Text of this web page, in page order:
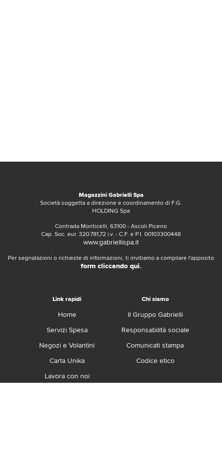
Magazzini Gabrielli Spa
Società soggetta a direzione e coordinamento di F.G.
HOLDING Spa
Contrada Monticelli, 63100 - Ascoli Piceno
Cap. Soc. eur. 320.781,72 i.v. - C.F. e P.I. 00103300448
www.gabriellispa.it
Per segnalazioni o richieste di informazioni, ti invitiamo a compilare l'apposito
form cliccando qui.
Link rapidi
Home
Servizi Spesa
Negozi e Volantini
Carta Unika
Lavora con noi
Chi siamo
Il Gruppo Gabrielli
Responsabilità sociale
Comunicati stampa
Codice etico